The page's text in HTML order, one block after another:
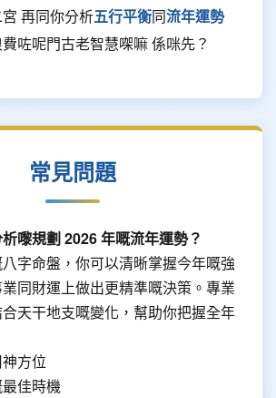
再同你分析五行平衡同流年運勢
咗呢門古老智慧㗎嘛 係咪先？
常見問題
嚟規劃 2026 年嘅流年運勢？
字命盤，你可以清晰掌握今年嘅強
同財運上做出更精準嘅決策。專業
天干地支嘅變化，幫助你把握全年
方位
佳時機